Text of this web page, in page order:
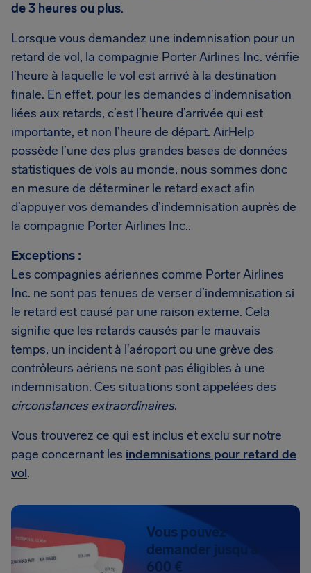
de 3 heures ou plus.
Lorsque vous demandez une indemnisation pour un
retard de vol, la compagnie Porter Airlines Inc. vérifie
l’heure à laquelle le vol est arrivé à la destination
finale. En effet, pour les demandes d’indemnisation
liées aux retards, c’est l’heure d’arrivée qui est
importante, et non l’heure de départ. AirHelp
possède l’une des plus grandes bases de données
statistiques de vols au monde, nous sommes donc
en mesure de déterminer le retard exact afin
d’appuyer vos demandes d’indemnisation auprès de
la compagnie Porter Airlines Inc..
Exceptions :
Les compagnies aériennes comme Porter Airlines
Inc. ne sont pas tenues de verser d’indemnisation si
le retard est causé par une raison externe. Cela
signifie que les retards causés par le mauvais
temps, un incident à l’aéroport ou une grève des
contrôleurs aériens ne sont pas éligibles à une
indemnisation. Ces situations sont appelées des
circonstances extraordinaires.
Vous trouverez ce qui est inclus et exclu sur notre
page concernant les indemnisations pour retard de
vol.
Vous pouvez
demander jusqu’à
600 €